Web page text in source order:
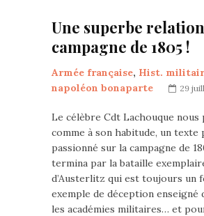
Une superbe
campagne de 1805 !
Armée française, Hist.
napoléon bonaparte
29
Le célèbre Cdt Lachouque nous
comme à son habitude, un texte
passionné sur la campagne de
termina par la bataille
d’Austerlitz qui est toujours un
exemple de déception enseigné
les académies militaires… et